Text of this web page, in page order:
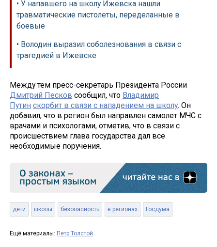
• У напавшего на школу Ижевска нашли
травматические пистолеты, переделанные в
боевые
• Володин выразил соболезнования в связи с
трагедией в Ижевске
Между тем пресс-секретарь Президента России
Дмитрий Песков сообщил, что Владимир
Путин скорбит в связи с нападением на школу. Он
добавил, что в регион был направлен самолет МЧС с
врачами и психологами, отметив, что в связи с
происшествием глава государства дал все
необходимые поручения.
дети школы безопасность в регионах Госдума
Ещё материалы: Петр Толстой